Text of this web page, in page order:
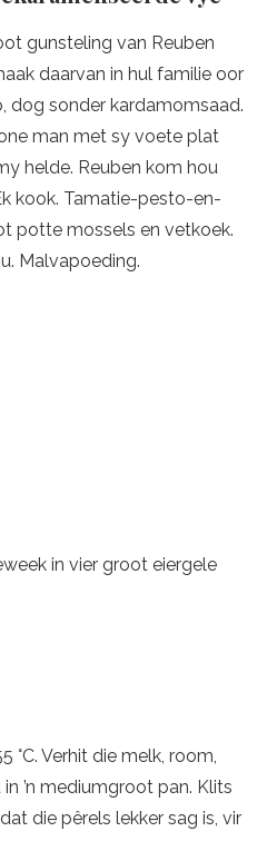
gunsteling van Reuben
daarvan in hul familie oor
dog sonder kardamomsaad.
man met sy voete plat
helde. Reuben kom hou
kook. Tamatie-pesto-en-
potte mossels en vetkoek.
Malvapoeding.
in vier groot eiergele
°C. Verhit die melk, room,
’n mediumgroot pan. Klits
die pêrels lekker sag is, vir